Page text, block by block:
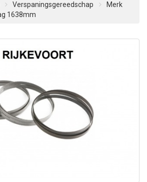
Verspaningsgereedschap
Merk
1638mm